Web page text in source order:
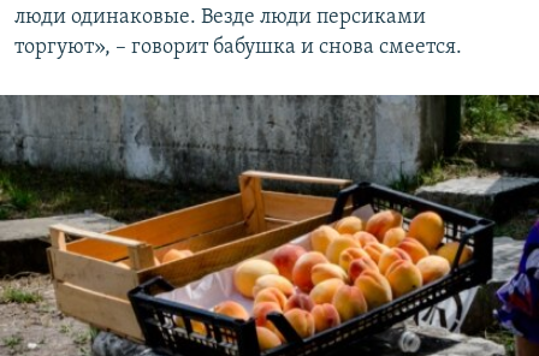
люди одинаковые. Везде люди персиками
торгуют», – говорит бабушка и снова смеется.​